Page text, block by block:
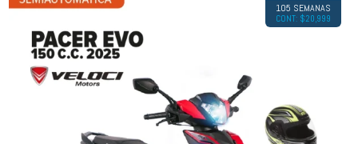
105 SEMANAS
CONT: $20,999